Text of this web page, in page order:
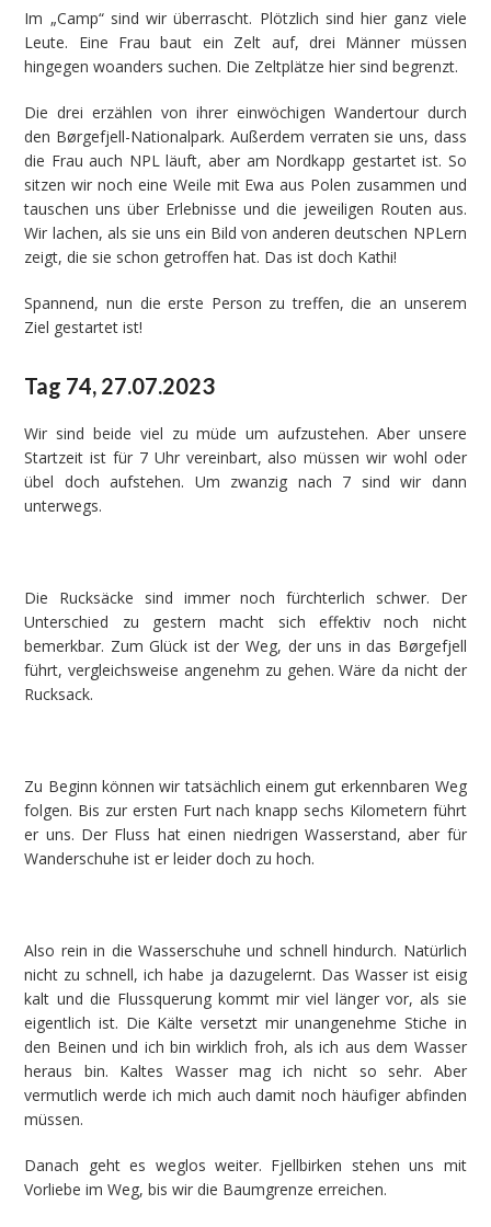
Im „Camp“ sind wir überrascht. Plötzlich sind hier ganz viele
Leute. Eine Frau baut ein Zelt auf, drei Männer müssen
hingegen woanders suchen. Die Zeltplätze hier sind begrenzt.
Die drei erzählen von ihrer einwöchigen Wandertour durch
den Børgefjell-Nationalpark. Außerdem verraten sie uns, dass
die Frau auch NPL läuft, aber am Nordkapp gestartet ist. So
sitzen wir noch eine Weile mit Ewa aus Polen zusammen und
tauschen uns über Erlebnisse und die jeweiligen Routen aus.
Wir lachen, als sie uns ein Bild von anderen deutschen NPLern
zeigt, die sie schon getroffen hat. Das ist doch Kathi!
Spannend, nun die erste Person zu treffen, die an unserem
Ziel gestartet ist!
Tag 74, 27.07.2023
Wir sind beide viel zu müde um aufzustehen. Aber unsere
Startzeit ist für 7 Uhr vereinbart, also müssen wir wohl oder
übel doch aufstehen. Um zwanzig nach 7 sind wir dann
unterwegs.
Die Rucksäcke sind immer noch fürchterlich schwer. Der
Unterschied zu gestern macht sich effektiv noch nicht
bemerkbar. Zum Glück ist der Weg, der uns in das Børgefjell
führt, vergleichsweise angenehm zu gehen. Wäre da nicht der
Rucksack.
Zu Beginn können wir tatsächlich einem gut erkennbaren Weg
folgen. Bis zur ersten Furt nach knapp sechs Kilometern führt
er uns. Der Fluss hat einen niedrigen Wasserstand, aber für
Wanderschuhe ist er leider doch zu hoch.
Also rein in die Wasserschuhe und schnell hindurch. Natürlich
nicht zu schnell, ich habe ja dazugelernt. Das Wasser ist eisig
kalt und die Flussquerung kommt mir viel länger vor, als sie
eigentlich ist. Die Kälte versetzt mir unangenehme Stiche in
den Beinen und ich bin wirklich froh, als ich aus dem Wasser
heraus bin. Kaltes Wasser mag ich nicht so sehr. Aber
vermutlich werde ich mich auch damit noch häufiger abfinden
müssen.
Danach geht es weglos weiter. Fjellbirken stehen uns mit
Vorliebe im Weg, bis wir die Baumgrenze erreichen.